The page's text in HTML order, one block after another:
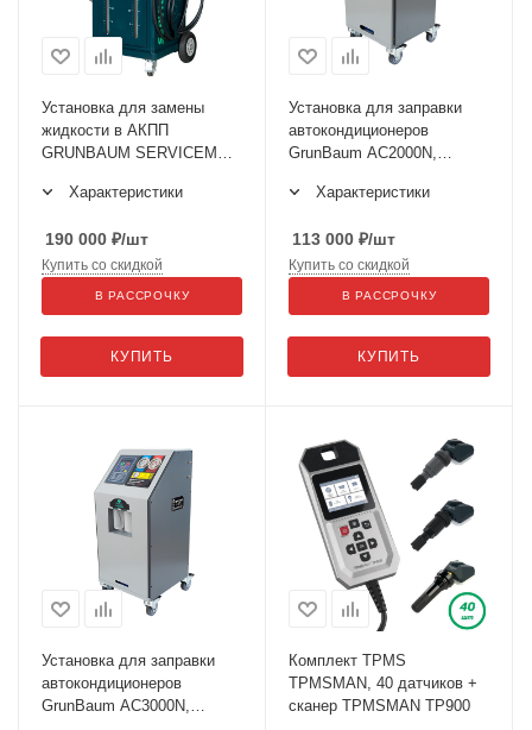
Установка для замены
жидкости в АКПП
GRUNBAUM SERVICEMAN
Характеристики
190 000 ₽/шт
КУПИТЬ
Купить со скидкой
В РАССРОЧКУ
Установка для заправки
автокондиционеров
GrunBaum AC2000N,
Характеристики
113 000 ₽/шт
КУПИТЬ
Купить со скидкой
В РАССРОЧКУ
Установка для заправки
автокондиционеров
GrunBaum AC3000N,
Комплект TPMS
TPMSMAN, 40 датчиков +
сканер TPMSMAN TP900